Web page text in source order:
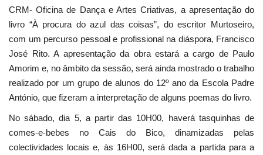
CRM- Oficina de Dança e Artes Criativas, a apresentação do
livro “À procura do azul das coisas”, do escritor Murtoseiro,
com um percurso pessoal e profissional na diáspora, Francisco
José Rito. A apresentação da obra estará a cargo de Paulo
Amorim e, no âmbito da sessão, será ainda mostrado o trabalho
realizado por um grupo de alunos do 12º ano da Escola Padre
António, que fizeram a interpretação de alguns poemas do livro.
No sábado, dia 5, a partir das 10H00, haverá tasquinhas de
comes-e-bebes no Cais do Bico, dinamizadas pelas
colectividades locais e, às 16H00, será dada a partida para a